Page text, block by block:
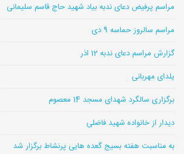
مراسم پرفیض دعای ندبه بیاد شهید حاج قاسم سلیمانی
مراسم سالروز حماسه 9 دی
گزارش مراسم دعای ندبه 12 اذر
یلدای مهربانی
برگزاری سالگرد شهدای مسجد 14 معصوم
دیدار از خانواده شهید فاضلی
به مناسبت هفته بسیج گعده هایی پرنشاط برگزار شد